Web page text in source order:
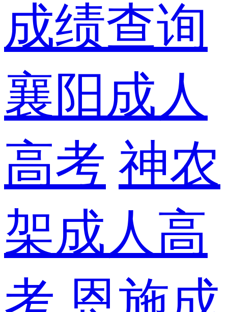
成绩查询
襄阳成人
高考 神农
架成人高